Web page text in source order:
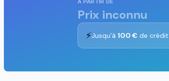
Prix inconnu
⚡Jusqu'à 100 € de